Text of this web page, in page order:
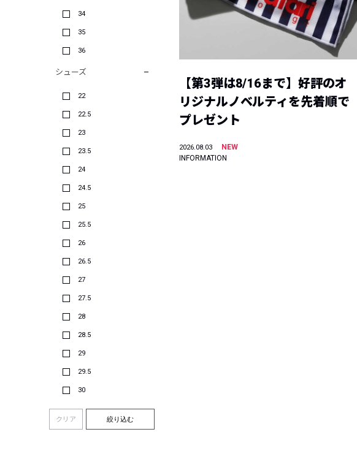
34
35
36
シューズ
22
22.5
23
23.5
24
24.5
25
25.5
26
26.5
27
27.5
28
28.5
29
29.5
30
クリア 絞り込む
【第3弾は8/16まで】好評のオ
リジナルノベルティを先着順で
プレゼント
2026.08.03
NEW
INFORMATION